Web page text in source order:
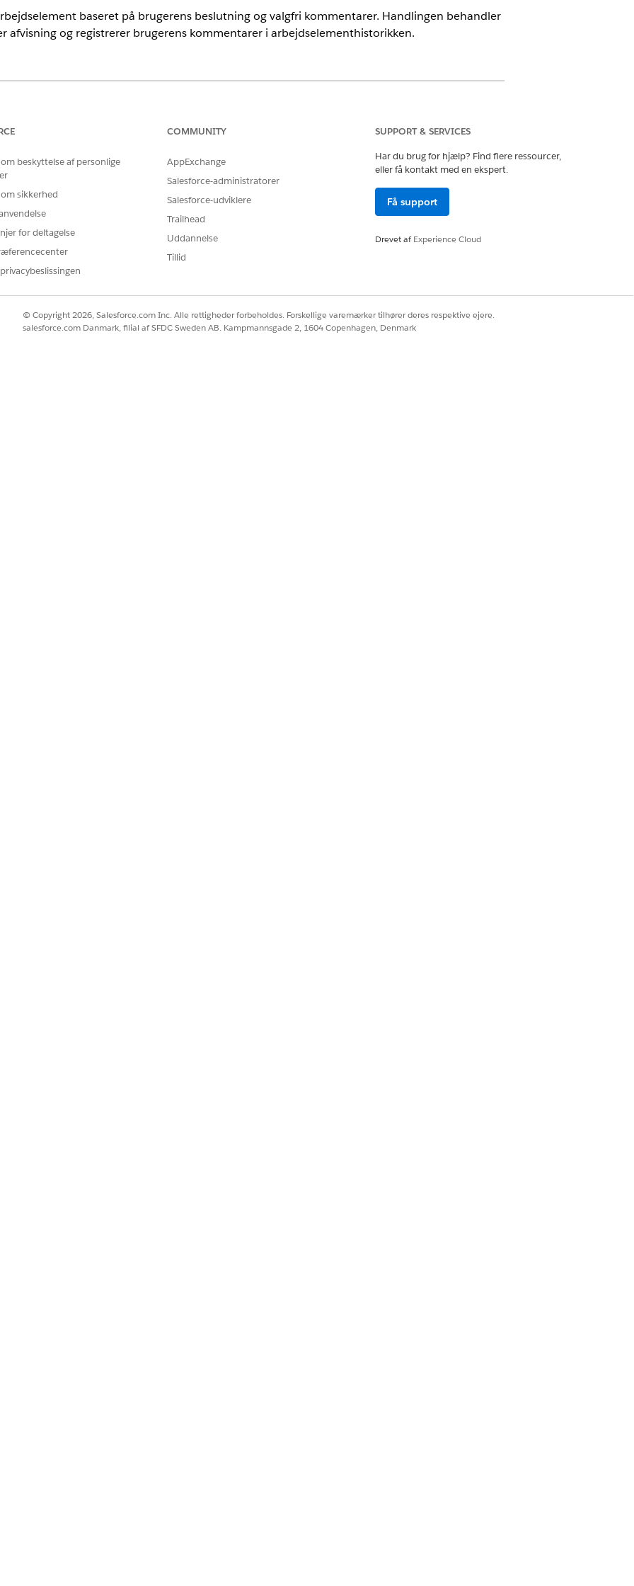
baseret på brugerens beslutning og valgfri kommentarer. Handlingen behandler
afvisning og registrerer brugerens kommentarer i arbejdselementhistorikken.
Gennemse godkendelsesarbejdselement
meddelelsesskabeloner?
Ja
beskyttelse af personlige
sikkerhed
for deltagelse
COMMUNITY
AppExchange
Salesforce-administratorer
Salesforce-udviklere
Trailhead
Uddannelse
Tillid
SUPPORT & SERVICES
Har du brug for hjælp? Find flere ressourcer,
eller få kontakt med en ekspert.
Få support
Drevet afExperience Cloud
© Copyright 2026, Salesforce.com Inc. Alle rettigheder forbeholdes. Forskellige varemærker tilhører deres respektive ejere.
salesforce.com Danmark, filial af SFDC Sweden AB. Kampmannsgade 2, 1604 Copenhagen, Denmark